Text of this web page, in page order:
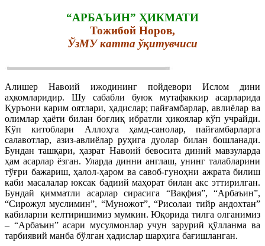
“АРБАЪИН” ҲИКМАТИ
Тожибой Норов,
ЎзМУ катта ўқитувчиси
Алишер Навоий ижодининг пойдевори Ислом дини
аҳкомларидир. Шу сабабли буюк мутафаккир асарларида
Қуръони карим оятлари, ҳадислар; пайғамбарлар, авлиёлар ва
олимлар ҳаёти билан боғлиқ ибратли ҳикоялар кўп учрайди.
Кўп китоблари Аллоҳга ҳамд-санолар, пайғамбарларга
салавотлар, азиз-авлиёлар руҳига дуолар билан бошланади.
Бундан ташқари, ҳазрат Навоий бевосита диний мавзуларда
ҳам асарлар ёзган. Уларда динни англаш, унинг талабларини
тўғри бажариш, ҳалол-ҳаром ва савоб-гуноҳни ажрата билиш
каби масалалар юксак бадиий маҳорат билан акс эттирилган.
Бундай қимматли асарлар сирасига “Вақфия”, “Арбаъин”,
“Сирожул муслимин”, “Муножот”, “Рисолаи тийр андохтан”
кабиларни келтиришимиз мумкин. Юқорида тилга олганимиз
– “Арбаъин” асари мусулмонлар учун зарурий қўлланма ва
тарбиявий манба бўлган ҳадислар шарҳига бағишланган.